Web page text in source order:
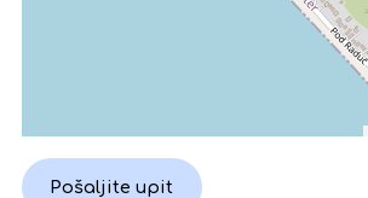
Pošaljite upit